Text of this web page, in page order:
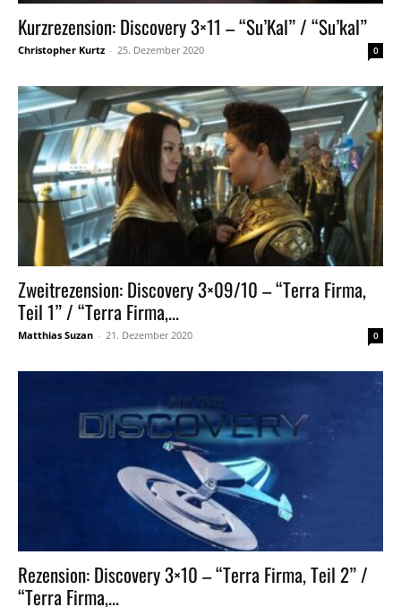
Kurzrezension: Discovery 3×11 – “Su’Kal” / “Su’kal”
Christopher Kurtz - 25. Dezember 2020 0
Zweitrezension: Discovery 3×09/10 – “Terra Firma,
Teil 1” / “Terra Firma,...
Matthias Suzan - 21. Dezember 2020 0
Rezension: Discovery 3×10 – “Terra Firma, Teil 2” /
“Terra Firma,...